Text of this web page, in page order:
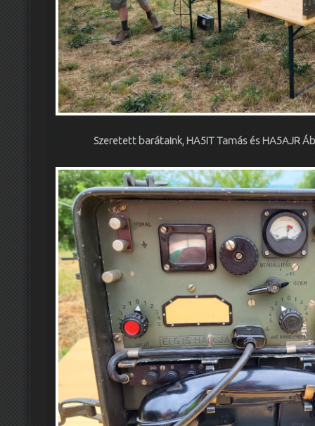
Szeretett barátaink, HA5IT Tamás és HA5AJR